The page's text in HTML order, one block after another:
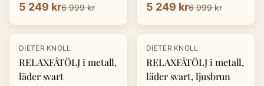
5 249 kr6 999 kr 5 249 kr6 999 kr
-45%
DIETER KNOLL
RELAXFÅTÖLJ i metall,
läder svart
-45%
DIETER KNOLL
RELAXFÅTÖLJ i metall,
läder svart, ljusbrun